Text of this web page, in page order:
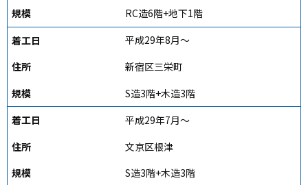
RC造6階+地下1階
平成29年8月～
新宿区三栄町
S造3階+木造3階
平成29年7月～
文京区根津
S造3階+木造3階